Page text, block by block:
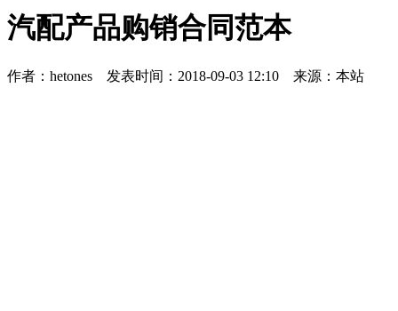
汽配产品购销合同范本
作者：hetones 发表时间：2018-09-03 12:10 来源：本站